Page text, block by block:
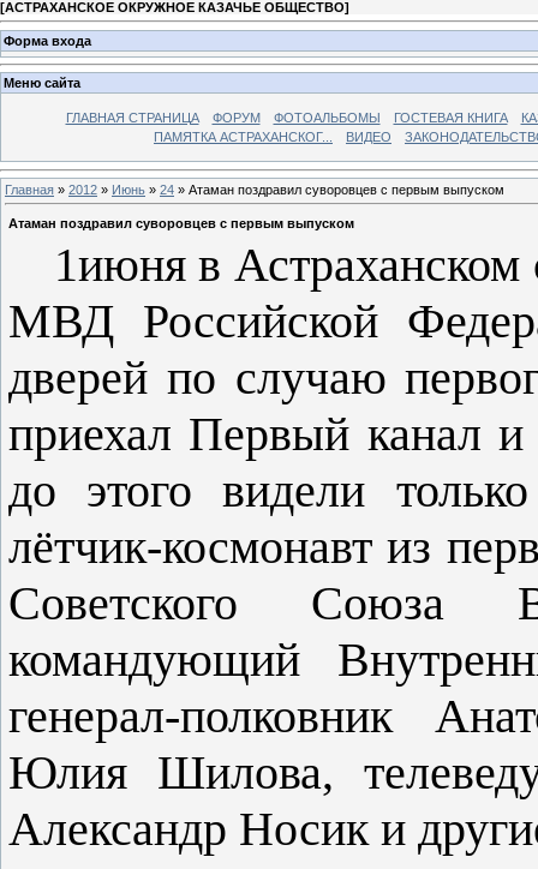
[АСТРАХАНСКОЕ ОКРУЖНОЕ КАЗАЧЬЕ ОБЩЕСТВО]
Форма входа
Меню сайта
ГЛАВНАЯ СТРАНИЦА ФОРУМ ФОТОАЛЬБОМЫ ГОСТЕВАЯ КНИГА
ПАМЯТКА АСТРАХАНСКОГ...
ВИДЕО
Главная » 2012 » Июнь » 24 » Атаман поздравил суворовцев с первым выпуском
Атаман поздравил суворовцев с первым выпуском
1июня в
МВД Российской
дверей по случаю
приехал Первый канал и
до этого видели
лётчик-космонавт из
Советского Союза
командующий
генерал-полковник
Юлия Шилова,
Александр Носик и